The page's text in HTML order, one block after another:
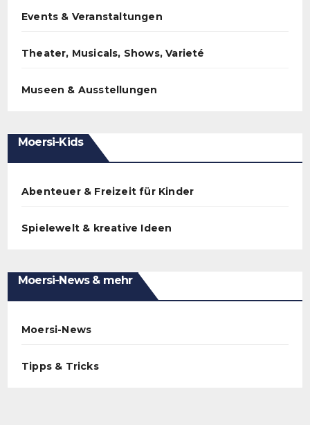
Events & Veranstaltungen
Theater, Musicals, Shows, Varieté
Museen & Ausstellungen
Moersi-Kids
Abenteuer & Freizeit für Kinder
Spielewelt & kreative Ideen
Moersi-News & mehr
Moersi-News
Tipps & Tricks